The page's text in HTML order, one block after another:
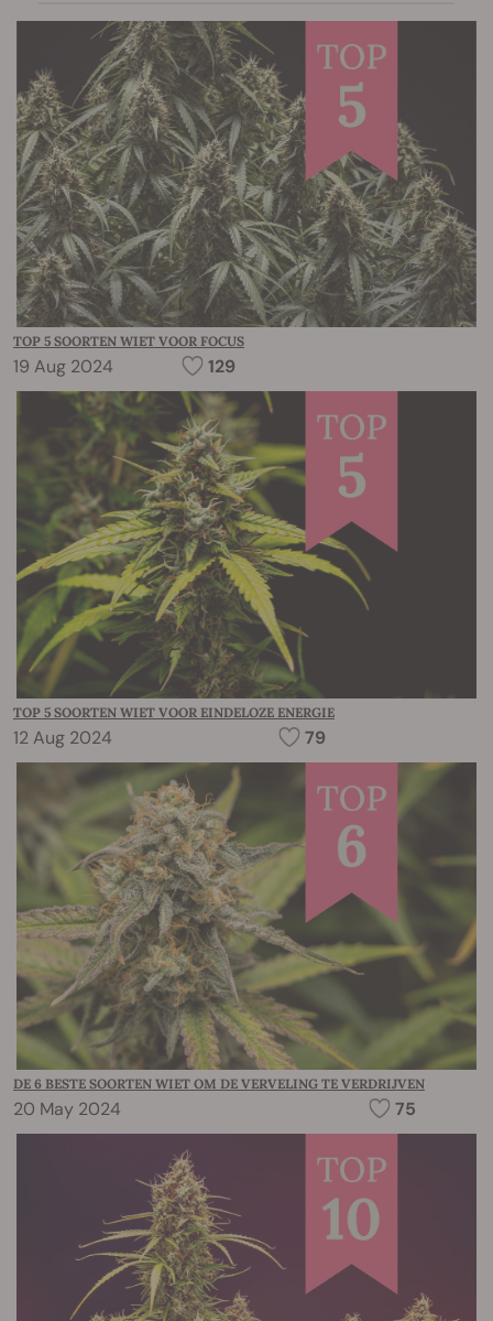
TOP 5 SOORTEN WIET VOOR FOCUS
19 Aug 2024 129
TOP 5 SOORTEN WIET VOOR EINDELOZE ENERGIE
12 Aug 2024 79
DE 6 BESTE SOORTEN WIET OM DE VERVELING TE VERDRIJVEN
20 May 2024 75